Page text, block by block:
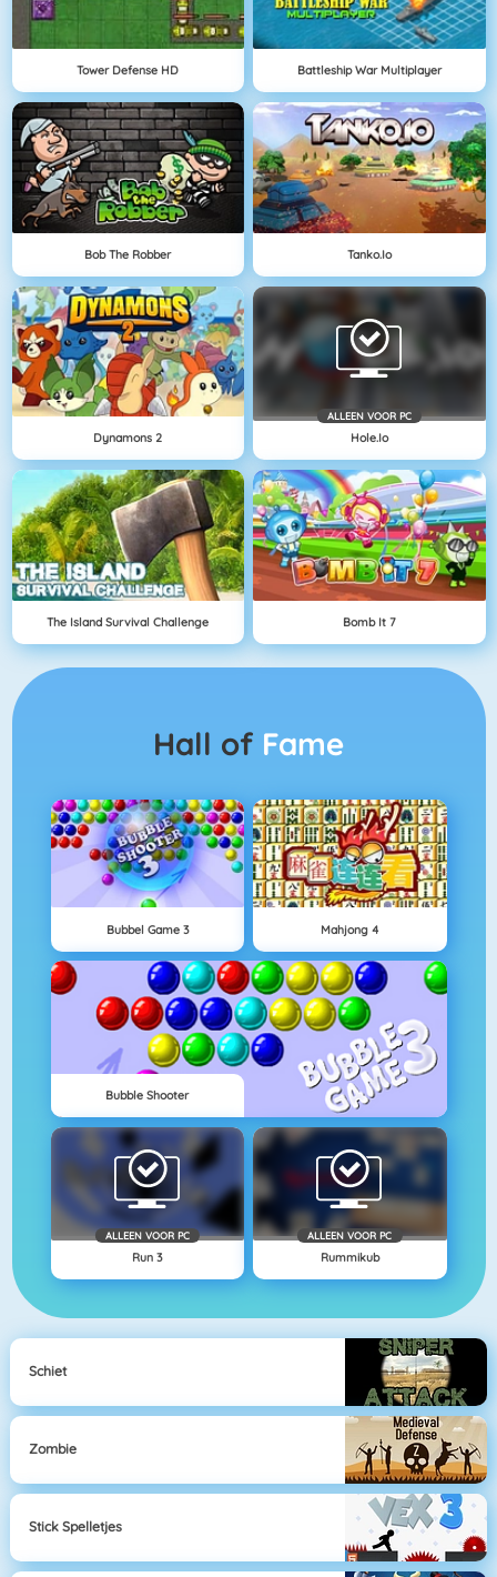
Tower Defense HD Battleship War Multiplayer
Bob The Robber Tanko.io
Dynamons 2
ALLEEN VOOR PC
Hole.io
The Island Survival Challenge Bomb It 7
Hall of Fame
Bubbel Game 3 Mahjong 4
Bubble Shooter
ALLEEN VOOR PC
Run 3
ALLEEN VOOR PC
Rummikub
Schiet
Zombie
Stick Spelletjes